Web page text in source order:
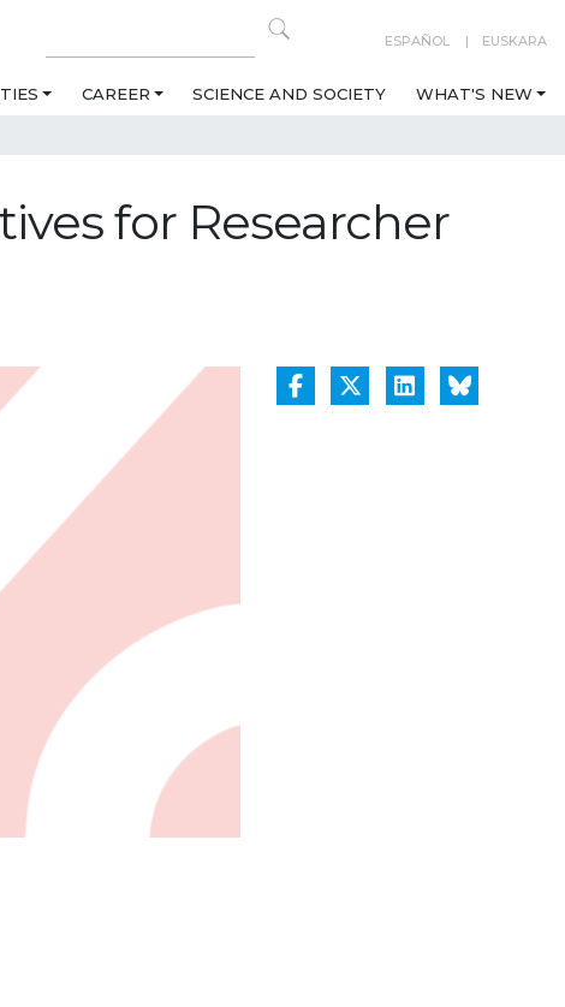
ESPAÑOL EUSKARA
CAREER SCIENCE AND SOCIETY WHAT'S NEW
for Researcher